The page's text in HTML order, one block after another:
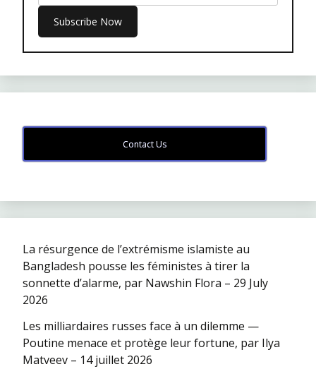
Contact Us
La résurgence de l’extrémisme islamiste au
Bangladesh pousse les féministes à tirer la
sonnette d’alarme, par Nawshin Flora – 29 July
2026
Les milliardaires russes face à un dilemme —
Poutine menace et protège leur fortune, par Ilya
Matveev – 14 juillet 2026